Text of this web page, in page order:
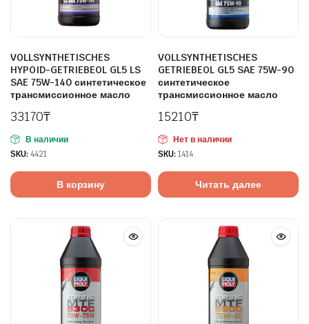
VOLLSYNTHETISCHES
HYPOID-GETRIEBEOL GL5 LS
SAE 75W-140 синтетическое
трансмиссионное масло
33170₸
В наличии
SKU: 4421
В корзину
VOLLSYNTHETISCHES
GETRIEBEOL GL5 SAE 75W-90
синтетическое
трансмиссионное масло
15210₸
Нет в наличии
SKU: 1414
Читать далее